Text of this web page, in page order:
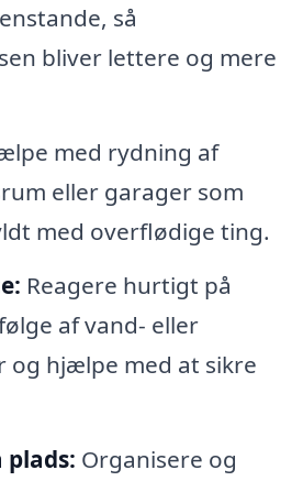
så
bliver lettere og mere
med rydning af
eller garager som
med overflødige ting.
Reagere hurtigt på
af vand- eller
og hjælpe med at sikre
Organisere og